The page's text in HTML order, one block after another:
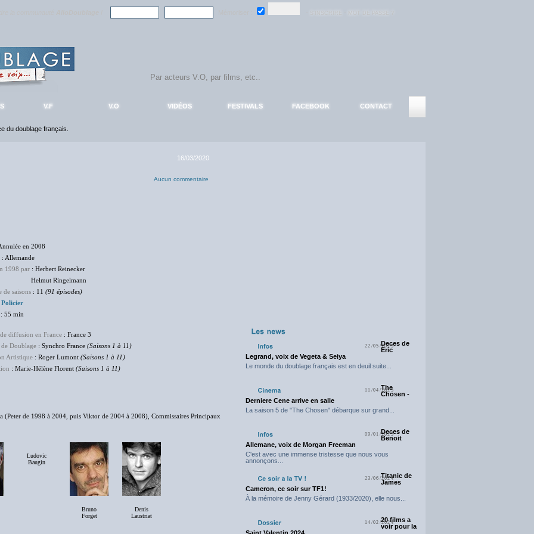
V.F V.O VIDÉOS FESTIVALS FACEBOOK CONTACT
du doublage français.
16/03/2020
Aucun commentaire
en 2008
: Allemande
1998 par : Herbert Reinecker
Ringelmann
de saisons : 11 (91 épisodes)
Policier
55 min
diffusion en France : France 3
Doublage : Synchro France (Saisons 1 à 11)
Artistique : Roger Lumont (Saisons 1 à 11)
: Marie-Hélène Florent (Saisons 1 à 11)
(Peter de 1998 à 2004, puis Viktor de 2004 à 2008), Commissaires Principaux
Ludovic
Baugin
Bruno
Forget
Denis
Laustriat
22/05/2025Deces de
Eric
Legrand, voix de Vegeta & Seiya
Le monde du doublage français est en deuil suite...
11/04/2025
The
Chosen -
Derniere Cene arrive en salle
La saison 5 de "The Chosen" débarque sur grand...
09/01/2025Deces de
Benoit
Allemane, voix de Morgan Freeman
C'est avec une immense tristesse que nous vous
annonçons...
23/06/2024Titanic de
James
Cameron, ce soir sur TF1!
À la mémoire de Jenny Gérard (1933/2020), elle nous...
14/02/202420 films a
voir pour la